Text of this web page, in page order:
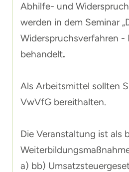
Abhilfe- und
werden in dem Seminar „
Widerspruchsverfahren -
behandelt.
Als Arbeitsmittel sollten
VwVfG bereithalten.
Die Veranstaltung ist als
a) bb)